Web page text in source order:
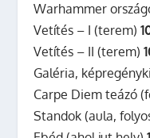
Warhammer
Vetítés – I (terem)
Vetítés – II (terem)
Galéria,
Carpe Diem teázó
Standok (aula,